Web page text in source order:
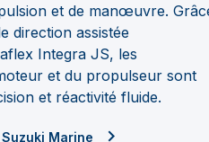
et de manœuvre.
direction assistée
Integra JS, les
et du propulseur sont
et réactivité fluide.
Marine